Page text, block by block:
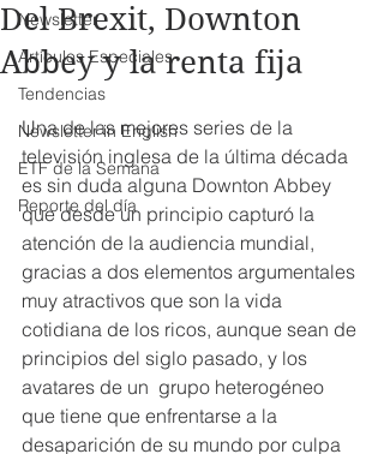
Newsletter
Artículos Especiales
Tendencias
Newsletter in English
ETF de la Semana
Reporte del día
Del Brexit, Downton
Abbey y la renta fija
Una de las mejores series de la
televisión inglesa de la última década
es sin duda alguna Downton Abbey
que desde un principio capturó la
atención de la audiencia mundial,
gracias a dos elementos argumentales
muy atractivos que son la vida
cotidiana de los ricos, aunque sean de
principios del siglo pasado, y los
avatares de un  grupo heterogéneo
que tiene que enfrentarse a la
desaparición de su mundo por culpa